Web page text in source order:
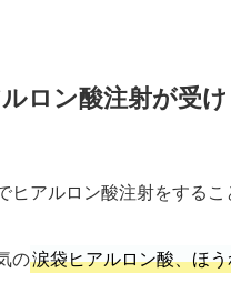
ロン酸注射が受
ヒアルロン酸注射をする
の涙袋ヒアルロン酸、ほ